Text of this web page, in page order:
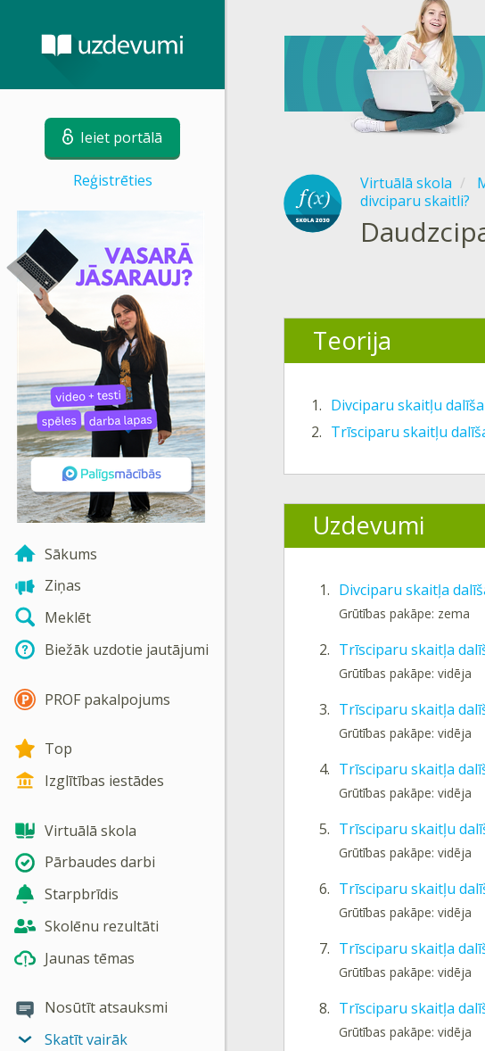
Ieiet portālā
Reģistrēties
Sākums
Ziņas
Meklēt
Biežāk uzdotie jautājumi
PROF pakalpojums
Top
Izglītības iestādes
Virtuālā skola
Pārbaudes darbi
Starpbrīdis
Skolēnu rezultāti
Jaunas tēmas
Nosūtīt atsauksmi
Skatīt vairāk
Virtuālā skola
divciparu skaitli?
Teorija
1. Divciparu skaitļu
2. Trīsciparu skaitļu
Uzdevumi
1. Divciparu skaitļa
Grūtības pakāpe: zema
2. Trīsciparu skaitļa
Grūtības pakāpe: vidēja
3. Trīsciparu skaitļa
Grūtības pakāpe: vidēja
4. Trīsciparu skaitļa
Grūtības pakāpe: vidēja
5. Trīsciparu skaitļu
Grūtības pakāpe: vidēja
6. Trīsciparu skaitļu
Grūtības pakāpe: vidēja
7. Trīsciparu skaitļa
Grūtības pakāpe: vidēja
8. Trīsciparu skaitļa
Grūtības pakāpe: vidēja